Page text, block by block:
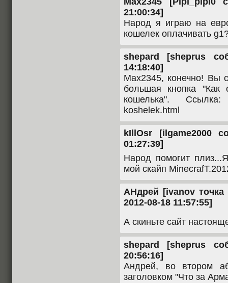
21:00:34]
Народ я играю на
кошелек оплачивать
shepard [sheprus
14:18:40]
Max2345, конечно! Вы
большая кнопка
кошелька". Ссылка:
koshelek.html
kIllOsr [ilgame2000
01:27:39]
Народ помогит
мой скайп
АНдрей [ivanov точка
2012-08-18 11:57:55]
А скиньте сайт
shepard [sheprus
20:56:16]
Андрей, во втором
заголовком "Что за